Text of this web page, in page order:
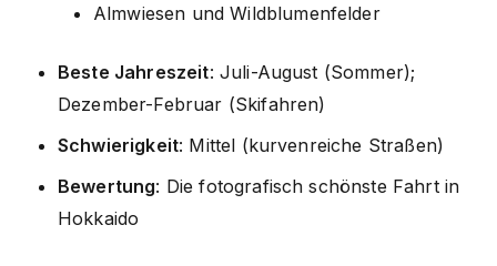
Almwiesen und Wildblumenfelder
Beste Jahreszeit: Juli-August (Sommer);
Dezember-Februar (Skifahren)
Schwierigkeit: Mittel (kurvenreiche Straßen)
Bewertung: Die fotografisch schönste Fahrt in
Hokkaido